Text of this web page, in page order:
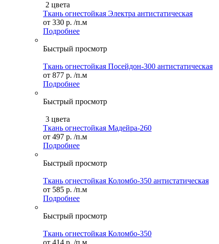
2 цвета
Ткань огнестойкая Электра антистатическая
от 330 р. /п.м
Подробнее
Быстрый просмотр
Ткань огнестойкая Посейдон-300 антистатическая
от 877 р. /п.м
Подробнее
Быстрый просмотр
3 цвета
Ткань огнестойкая Мадейра-260
от 497 р. /п.м
Подробнее
Быстрый просмотр
Ткань огнестойкая Коломбо-350 антистатическая
от 585 р. /п.м
Подробнее
Быстрый просмотр
Ткань огнестойкая Коломбо-350